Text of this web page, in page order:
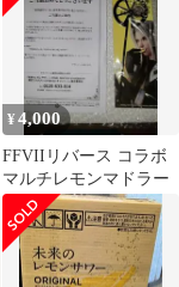
¥4,000
FFVIIリバース コラボ
マルチレモンマドラー